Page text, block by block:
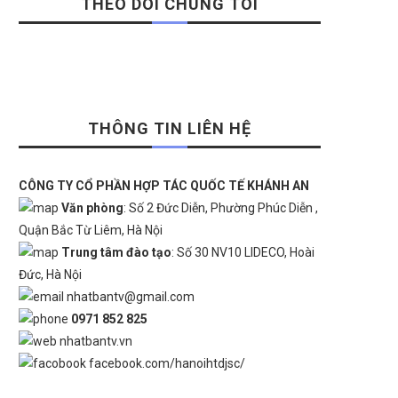
THEO DÕI CHÚNG TÔI
THÔNG TIN LIÊN HỆ
CÔNG TY CỔ PHẦN HỢP TÁC QUỐC TẾ KHÁNH AN
Văn phòng: Số 2 Đức Diễn, Phường Phúc Diễn ,
Quận Bắc Từ Liêm, Hà Nội
Trung tâm đào tạo: Số 30 NV10 LIDECO, Hoài
Đức, Hà Nội
nhatbantv@gmail.com
0971 852 825
nhatbantv.vn
facebook.com/hanoihtdjsc/